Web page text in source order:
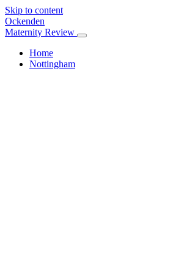
Skip to content
Ockenden
Maternity Review
Home
Nottingham